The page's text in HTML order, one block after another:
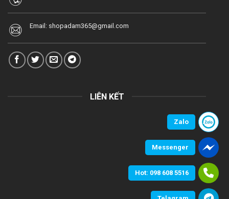
Email: shopadam365@gmail.com
LIÊN KẾT
Zalo
Messenger
Hot: 098 608 5516